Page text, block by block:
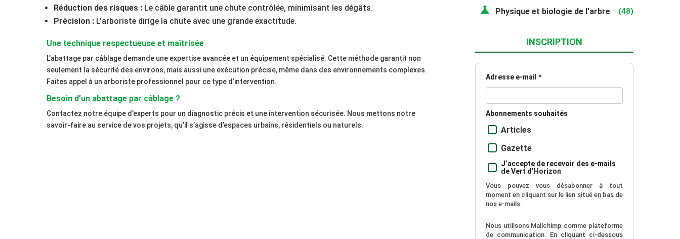
Réduction des risques : Le câble garantit une chute contrôlée, minimisant les dégâts.
Précision : L’arboriste dirige la chute avec une grande exactitude.
Une technique respectueuse et maîtrisée
L’abattage par câblage demande une expertise avancée et un équipement spécialisé. Cette méthode garantit non
seulement la sécurité des environs, mais aussi une exécution précise, même dans des environnements complexes.
Faites appel à un arboriste professionnel pour ce type d’intervention.
Besoin d’un abattage par câblage ?
Contactez notre équipe d’experts pour un diagnostic précis et une intervention sécurisée. Nous mettons notre
savoir-faire au service de vos projets, qu’il s’agisse d’espaces urbains, résidentiels ou naturels.
science Physique et biologie de l'arbre (48)
INSCRIPTION
Adresse e-mail *
Abonnements souhaités
Articles
Gazette
J’accepte de recevoir des e-mails
de Vert d’Horizon
Vous pouvez vous désabonner à tout
moment en cliquant sur le lien situé en bas de
nos e-mails.
Nous utilisons Mailchimp comme plateforme
de communication. En cliquant ci-dessous